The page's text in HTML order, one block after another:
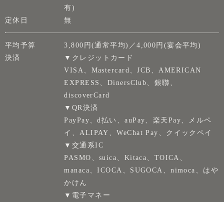
有)
定休日
無
平均予算
3,800円(通常平均)／4,000円(宴会平均)
決済
▼クレジットカード
VISA、Mastercard、JCB、AMERICAN
EXPRESS、DinersClub、銀聯、
discoverCard
▼QR決済
PayPay、d払い、auPay、楽天Pay、メルペ
イ、ALIPAY、WeChat Pay、クイックペイ
▼交通系IC
PASMO、suica、Kitaca、TOICA、
manaca、ICOCA、SUGOCA、nimoca、はや
かけん
▼電子マネー